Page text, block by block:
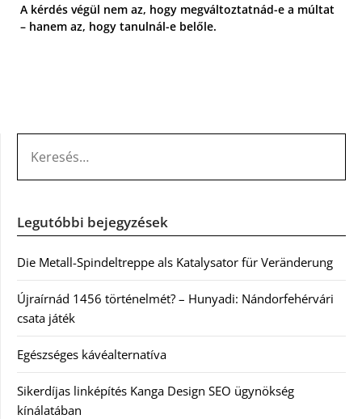
A kérdés végül nem az, hogy megváltoztatnád-e a múltat
– hanem az, hogy tanulnál-e belőle.
Legutóbbi bejegyzések
Die Metall-Spindeltreppe als Katalysator für Veränderung
Újraírnád 1456 történelmét? – Hunyadi: Nándorfehérvári
csata játék
Egészséges kávéalternatíva
Sikerdíjas linképítés Kanga Design SEO ügynökség
kínálatában